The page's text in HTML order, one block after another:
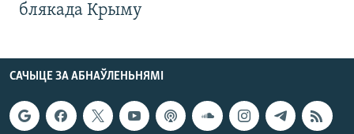
блякада Крыму
САЧЫЦЕ ЗА АБНАЎЛЕНЬНЯМІ